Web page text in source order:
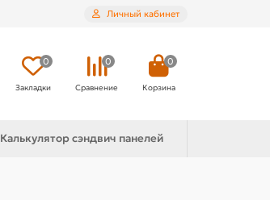
Личный кабинет
0
Закладки
0
Сравнение
0
Корзина
Калькулятор сэндвич панелей